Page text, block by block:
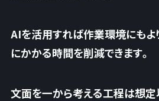
AIを活用すれば作業環境にもよ
にかかる時間を削減できます。
文面を一から考える工程は想